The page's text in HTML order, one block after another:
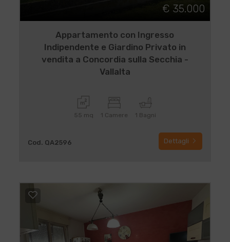
€ 35.000
Appartamento con Ingresso
Indipendente e Giardino Privato in
vendita a Concordia sulla Secchia -
Vallalta
55 mq 1 Camere 1 Bagni
Cod. QA2596 Dettagli